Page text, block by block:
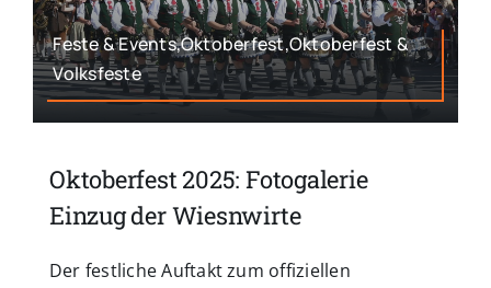
Feste & Events,Oktoberfest,Oktoberfest &
Volksfeste
Oktoberfest 2025: Fotogalerie
Einzug der Wiesnwirte
Der festliche Auftakt zum offiziellen